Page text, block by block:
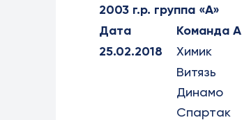
2003 г.р. группа «А»
Дата
Команда А
25.02.2018
Химик
Витязь
Динамо
Спартак